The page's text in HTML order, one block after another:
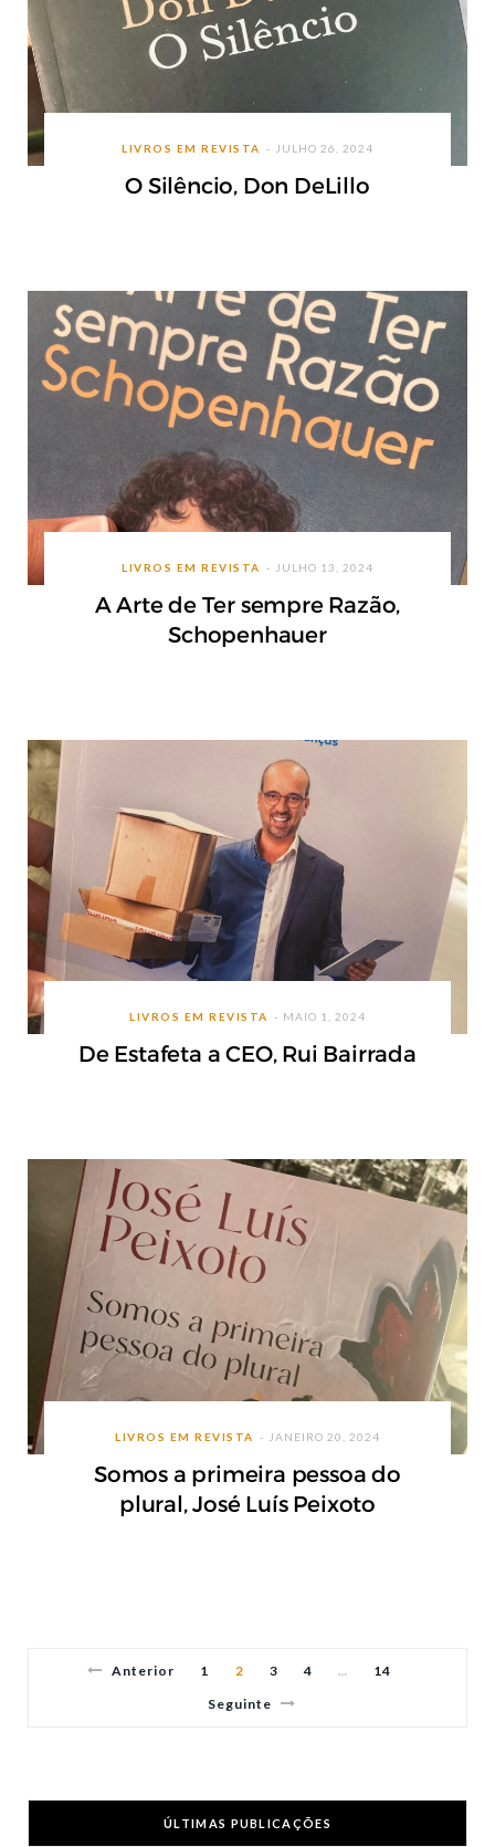
LIVROS EM REVISTA JULHO 26, 2024
O Silêncio, Don DeLillo
LIVROS EM REVISTA JULHO 13, 2024
A Arte de Ter sempre Razão,
Schopenhauer
LIVROS EM REVISTA MAIO 1, 2024
De Estafeta a CEO, Rui Bairrada
LIVROS EM REVISTA JANEIRO 20, 2024
Somos a primeira pessoa do
plural, José Luís Peixoto
Anterior 1 2 3 4 …
14
Seguinte
ÚLTIMAS PUBLICAÇÕES